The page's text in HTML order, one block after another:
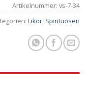
Artikelnummer: vs-7-34
Likör, Spirituosen